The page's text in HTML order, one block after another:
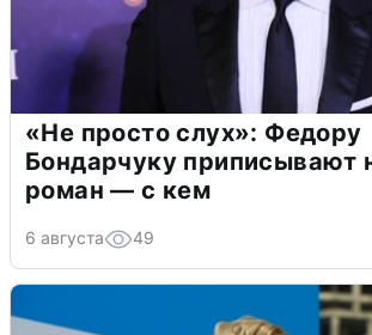
«Не просто слух»: Федору
Бондарчуку приписывают
роман — с кем
6 августа 49